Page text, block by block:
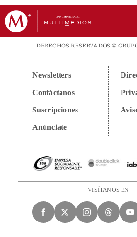
DERECHOS RESERVADOS ©
Newsletters
Contáctanos
Suscripciones
Anúnciate
VISÍTANOS EN